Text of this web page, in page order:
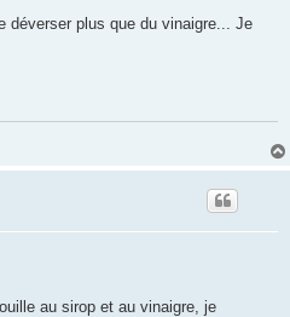
déverser plus que du vinaigre... Je
au sirop et au vinaigre, je